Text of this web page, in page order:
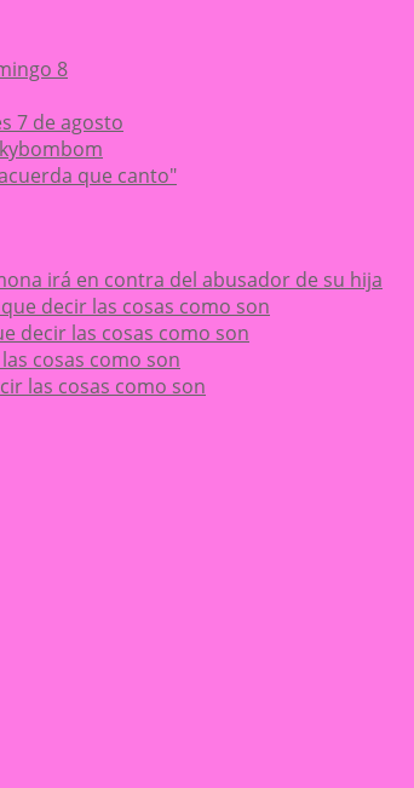
8
7 de agosto
que canto"
irá en contra del abusador de su hija
decir las cosas como son
decir las cosas como son
cosas como son
las cosas como son